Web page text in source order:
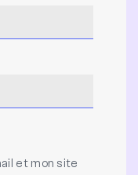
et mon site